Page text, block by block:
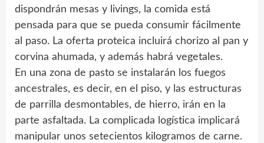
dispondrán mesas y livings, la comida está
pensada para que se pueda consumir fácilmente
al paso. La oferta proteica incluirá chorizo al pan y
corvina ahumada, y además habrá vegetales.
En una zona de pasto se instalarán los fuegos
ancestrales, es decir, en el piso, y las estructuras
de parrilla desmontables, de hierro, irán en la
parte asfaltada. La complicada logística implicará
manipular unos setecientos kilogramos de carne.